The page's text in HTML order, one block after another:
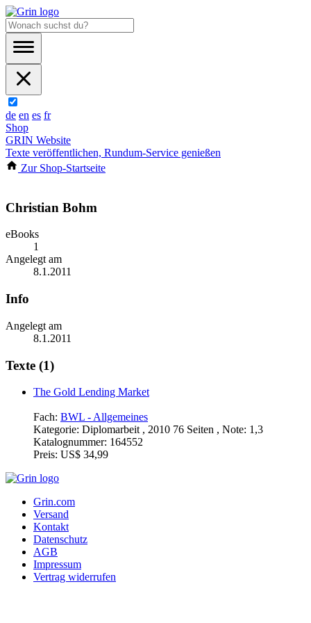
de en es fr
Shop
GRIN Website
Texte veröffentlichen, Rundum-Service genießen
Zur Shop-Startseite
Christian Bohm
eBooks
1
Angelegt am
8.1.2011
Info
Angelegt am
8.1.2011
Texte (1)
The Gold Lending Market
Fach: BWL - Allgemeines
Kategorie: Diplomarbeit , 2010 76 Seiten , Note: 1,3
Katalognummer: 164552
Preis: US$ 34,99
Grin.com
Versand
Kontakt
Datenschutz
AGB
Impressum
Vertrag widerrufen